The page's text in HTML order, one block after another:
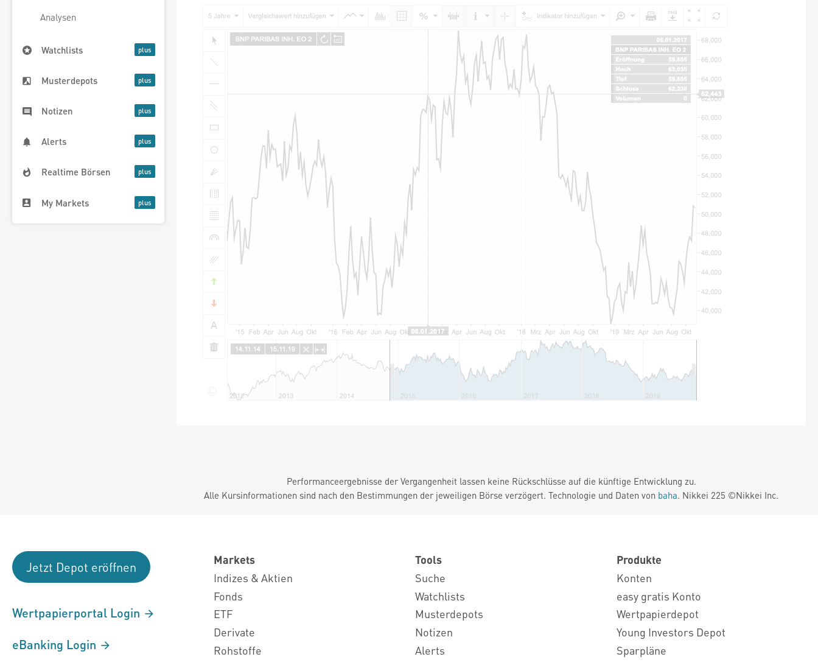
Analysen
Watchlists
Musterdepots
Notizen
Alerts
Realtime Börsen
My Markets
Performanceergebnisse der Vergangenheit lassen keine Rückschlüsse auf die künftige Entwicklung zu.
Alle Kursinformationen sind nach den Bestimmungen der jeweiligen Börse verzögert. Technologie und Daten von baha. Nikkei 225 ©Nikkei Inc.
Jetzt Depot eröffnen
Wertpapierportal Login
eBanking Login
Markets
Indizes & Aktien
Fonds
ETF
Derivate
Rohstoffe
Tools
Suche
Watchlists
Musterdepots
Notizen
Alerts
Produkte
Konten
easy gratis Konto
Wertpapierdepot
Young Investors Depot
Sparpläne